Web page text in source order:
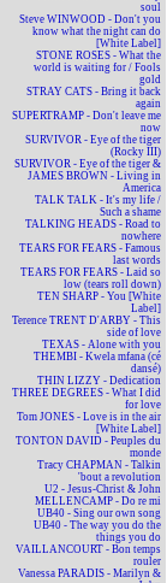
soul
Steve WINWOOD - Don't you
know what the night can do
[White Label]
STONE ROSES - What the
world is waiting for / Fools
gold
STRAY CATS - Bring it back
again
SUPERTRAMP - Don't leave me
now
SURVIVOR - Eye of the tiger
(Rocky III)
SURVIVOR - Eye of the tiger &
JAMES BROWN - Living in
America
TALK TALK - It's my life /
Such a shame
TALKING HEADS - Road to
nowhere
TEARS FOR FEARS - Famous
last words
TEARS FOR FEARS - Laid so
low (tears roll down)
TEN SHARP - You [White
Label]
Terence TRENT D'ARBY - This
side of love
TEXAS - Alone with you
THEMBI - Kwela mfana (cé
dansé)
THIN LIZZY - Dedication
THREE DEGREES - What I did
for love
Tom JONES - Love is in the air
[White Label]
TONTON DAVID - Peuples du
monde
Tracy CHAPMAN - Talkin
'bout a revolution
U2 - Jesus-Christ & John
MELLENCAMP - Do re mi
UB40 - Sing our own song
UB40 - The way you do the
things you do
VAILLANCOURT - Bon temps
rouler
Vanessa PARADIS - Marilyn &